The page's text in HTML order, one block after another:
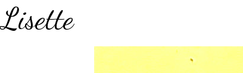
Lisette